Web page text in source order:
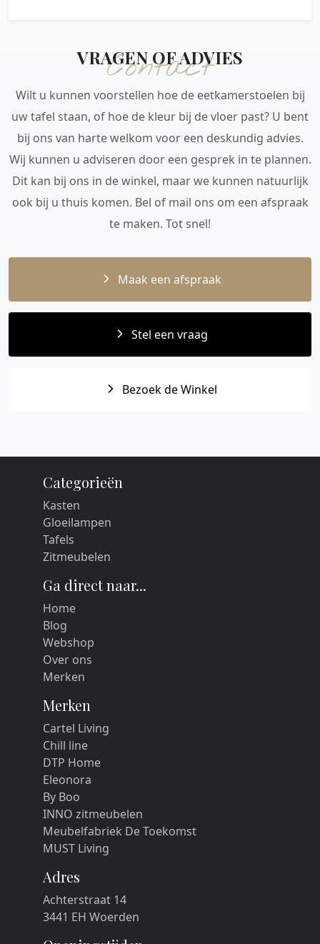
Contact
VRAGEN OF ADVIES
Wilt u kunnen voorstellen hoe de eetkamerstoelen bij
uw tafel staan, of hoe de kleur bij de vloer past? U bent
bij ons van harte welkom voor een deskundig advies.
Wij kunnen u adviseren door een gesprek in te plannen.
Dit kan bij ons in de winkel, maar we kunnen natuurlijk
ook bij u thuis komen. Bel of mail ons om een afspraak
te maken. Tot snel!
Maak een afspraak
Stel een vraag
Bezoek de Winkel
Categorieën
Kasten
Gloeilampen
Tafels
Zitmeubelen
Ga direct naar...
Home
Blog
Webshop
Over ons
Merken
Merken
Cartel Living
Chill line
DTP Home
Eleonora
By Boo
INNO zitmeubelen
Meubelfabriek De Toekomst
MUST Living
Adres
Achterstraat 14
3441 EH Woerden